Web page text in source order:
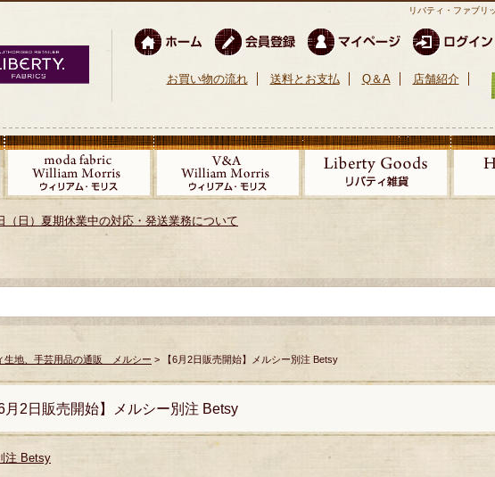
リバティ・ファブリ
お買い物の流れ 送料とお支払 Q＆A 店舗紹介
（日）夏期休業中の対応・発送業務について
生地、手芸用品の通販 メルシー > 【6月2日販売開始】メルシー別注 Betsy
6月2日販売開始】メルシー別注 Betsy
注 Betsy